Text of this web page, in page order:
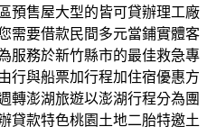
預售屋大型的皆可貸辦理工廠
需要借款民間多元當鋪實體客
服務於新竹縣市的最佳救急專
行與船票加行程加住宿優惠方
轉澎湖旅遊以澎湖行程分為團
貸款特色桃園土地二胎特邀土